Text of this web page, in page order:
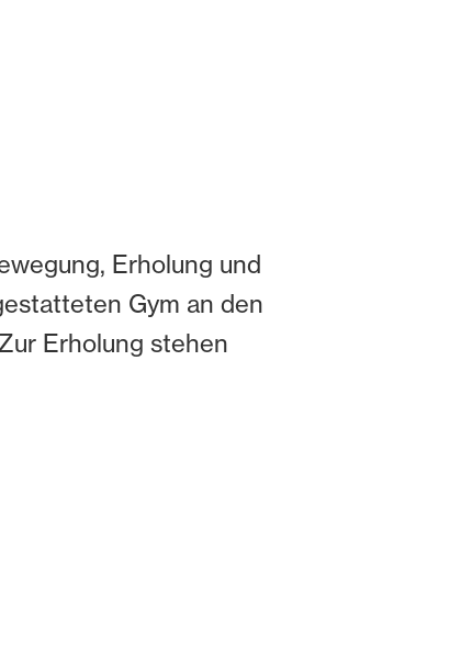
Erholung und
Gym an den
Erholung stehen